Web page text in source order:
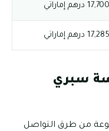
17,700 درهم إماراتي
17,285 درهم إماراتي
سبري
من طرق التواصل